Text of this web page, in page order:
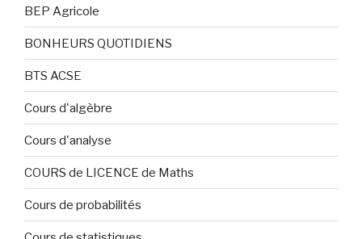
BEP Agricole
BONHEURS QUOTIDIENS
BTS ACSE
Cours d'algèbre
Cours d'analyse
COURS de LICENCE de Maths
Cours de probabilités